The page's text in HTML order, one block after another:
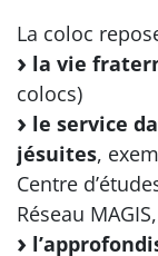
La coloc
la vie
colocs)
le service
jésuites,
Centre
Réseau